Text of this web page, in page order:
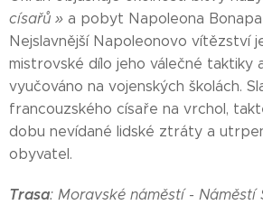
císařů » a pobyt Napoleona
Nejslavnější Napoleonovo vítězství
mistrovské dílo jeho válečné taktiky
vyučováno na vojenských školách.
francouzského císaře na vrchol,
dobu nevídané lidské ztráty a
obyvatel.
Trasa: Moravské náměstí - Náměstí